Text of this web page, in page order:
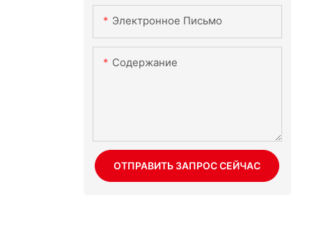
Электронное Письмо
Содержание
ОТПРАВИТЬ ЗАПРОС СЕЙЧАС